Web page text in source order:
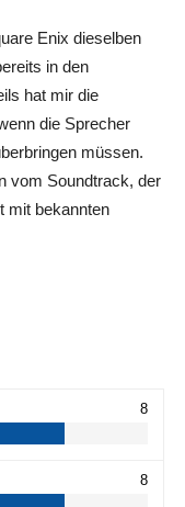
Enix dieselben
in den
hat mir die
die Sprecher
müssen.
vom Soundtrack, der
mit bekannten
8
8